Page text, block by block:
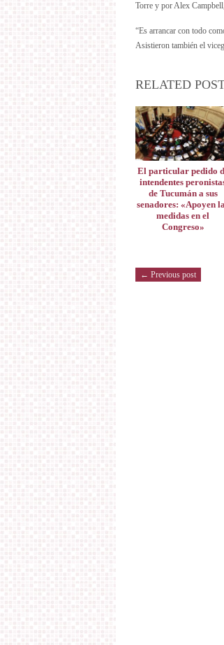
Torre y por Alex
“Es arrancar con todo
Asistieron también el
RELATED
El particular pedido
intendentes
de Tucumán a sus
senadores: «Apoyen
medidas en el
Congreso»
← Previous post